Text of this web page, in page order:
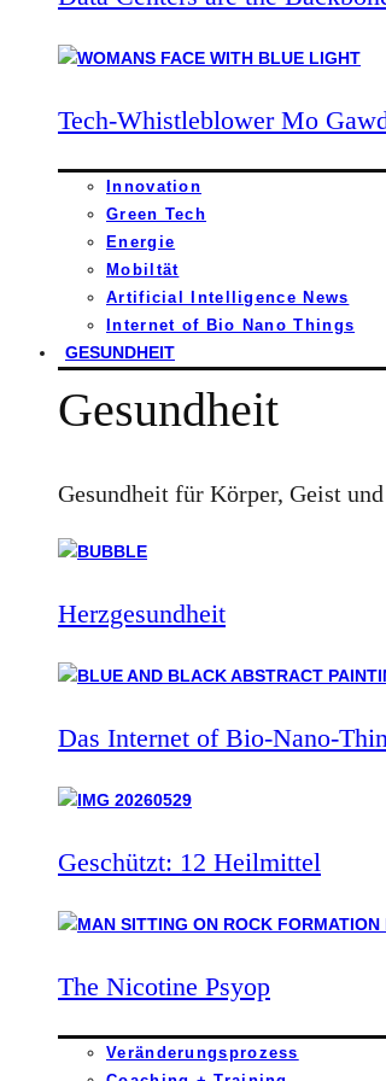
Tech-Whistleblower Mo
Innovation
Green Tech
Energie
Mobiltät
Artificial Intelligence News
Internet of Bio Nano Things
GESUNDHEIT
Gesundheit
Gesundheit für Körper, Geist
Herzgesundheit
Das Internet of Bio-Nano-
Geschützt: 12 Heilmittel
The Nicotine Psyop
Veränderungsprozess